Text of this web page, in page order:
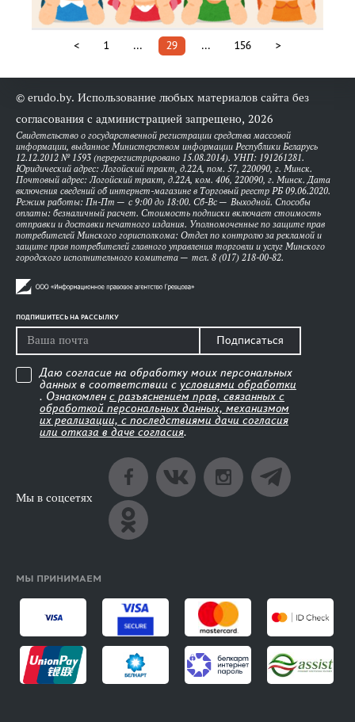
< 1 ... 29 ... 156 >
© erudo.by. Использование любых материалов сайта без
согласования с администрацией запрещено, 2026
Свидетельство о государственной регистрации средства массовой
информации, выданное Министерством информации Республики Беларусь
12.12.2012 № 1593 (перерегистрировано 15.08.2014). УНП: 191261281.
Юридический адрес: Логойский тракт, д.22А, пом. 57, 220090, г. Минск.
Почтовый адрес: Логойский тракт, д.22А, ком. 406, 220090, г. Минск. Дата
включения сведений об интернет-магазине в Торговый реестр РБ 09.06.2020.
Режим работы: Пн-Пт — с 9:00 до 18:00. Сб-Вс — Выходной. Способы
оплаты: безналичный расчет. Стоимость подписки включает стоимость
отправки и доставки печатного издания. Уполномоченные по защите прав
потребителей Минского горисполкома: Отдел по контролю за рекламой и
защите прав потребителей главного управления торговли и услуг Минского
городского исполнительного комитета — тел. 8 (017) 218-00-82.
ПОДПИШИТЕСЬ НА РАССЫЛКУ
Подписаться
Даю согласие на обработку моих персональных
данных в соответствии с условиями обработки
. Ознакомлен с разъяснением прав, связанных с
обработкой персональных данных, механизмом
их реализации, с последствиями дачи согласия
или отказа в даче согласия.
Мы в соцсетях
МЫ ПРИНИМАЕМ